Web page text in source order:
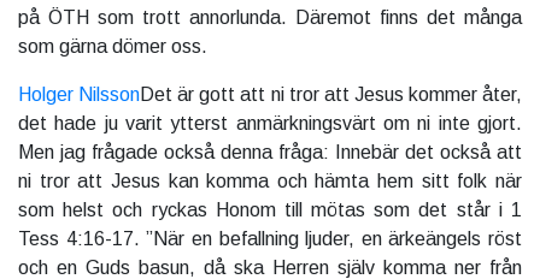
på ÖTH som trott annorlunda. Däremot finns det många
som gärna dömer oss.
Holger NilssonDet är gott att ni tror att Jesus kommer åter,
det hade ju varit ytterst anmärkningsvärt om ni inte gjort.
Men jag frågade också denna fråga: Innebär det också att
ni tror att Jesus kan komma och hämta hem sitt folk när
som helst och ryckas Honom till mötas som det står i 1
Tess 4:16-17. ”När en befallning ljuder, en ärkeängels röst
och en Guds basun, då ska Herren själv komma ner från